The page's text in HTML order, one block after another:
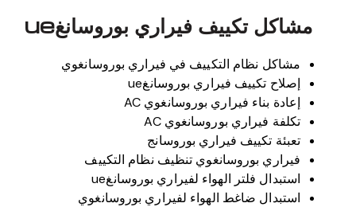
مشاكل تكييف فيراري بوروسانغue
مشاكل نظام التكييف في فيراري بوروسانغوي
إصلاح تكييف فيراري بوروسانغue
إعادة بناء فيراري بوروسانغوي AC
تكلفة فيراري بوروسانغوي AC
تعبئة تكييف فيراري بوروسانج
فيراري بوروسانغوي تنظيف نظام التكييف
استبدال فلتر الهواء لفيراري بوروسانغue
استبدال ضاغط الهواء لفيراري بوروسانغوي